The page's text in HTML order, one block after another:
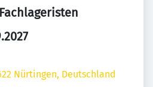
Nürtingen, Deutschland